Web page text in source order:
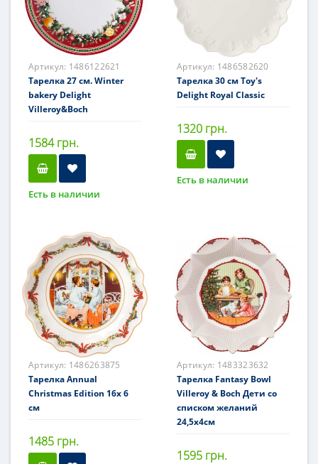
Артикул: 1486122621
Тарелка 27 см. Winter
bakery Delight
Villeroy&Boch
1584 грн.
Есть в наличии
Артикул: 1486582620
Тарелка 30 см Toy's
Delight Royal Classic
1320 грн.
Есть в наличии
Артикул: 1486263875
Тарелка Annual
Christmas Edition 16x 6
см
1485 грн.
Артикул: 1483323632
Тарелка Fantasy Bowl
Villeroy & Boch Дети со
списком желаний
24,5x4см
1595 грн.